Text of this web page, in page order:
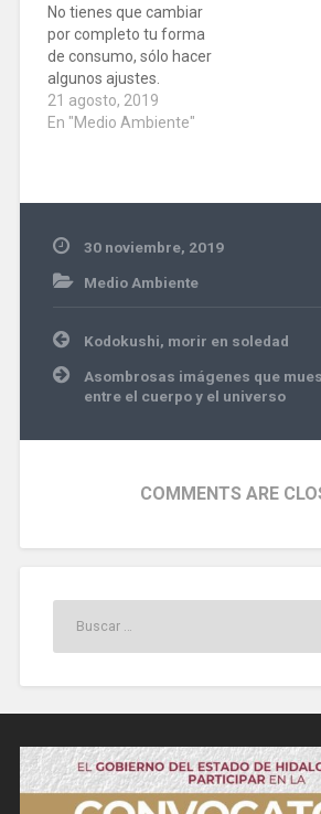
No tienes que cambiar
por completo tu forma
de consumo, sólo hacer
algunos ajustes.
21 agosto, 2019
En "Medio Ambiente"
30 noviembre, 2019
Medio Ambiente
Navegación
de
entradas
Kodokushi, morir en soledad
Asombrosas imágenes que
entre el cuerpo y el universo
COMMENTS ARE